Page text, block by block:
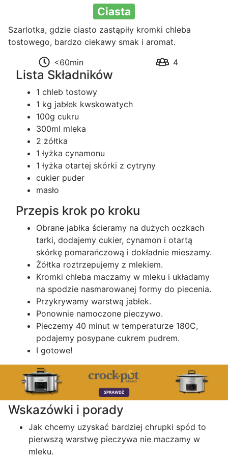
Ciasta
Szarlotka, gdzie ciasto zastąpiły kromki chleba
tostowego, bardzo ciekawy smak i aromat.
<60min
4
Lista Składników
1 chleb tostowy
1 kg jabłek kwskowatych
100g cukru
300ml mleka
2 żółtka
1 łyżka cynamonu
1 łyżka otartej skórki z cytryny
cukier puder
masło
Przepis krok po kroku
Obrane jabłka ścieramy na dużych oczkach
tarki, dodajemy cukier, cynamon i otartą
skórkę pomarańczową i dokładnie mieszamy.
Żółtka roztrzepujemy z mlekiem.
Kromki chleba maczamy w mleku i układamy
na spodzie nasmarowanej formy do piecenia.
Przykrywamy warstwą jabłek.
Ponownie namoczone pieczywo.
Pieczemy 40 minut w temperaturze 180C,
podajemy posypane cukrem pudrem.
I gotowe!
Wskazówki i porady
Jak chcemy uzyskać bardziej chrupki spód to
pierwszą warstwę pieczywa nie maczamy w
mleku.